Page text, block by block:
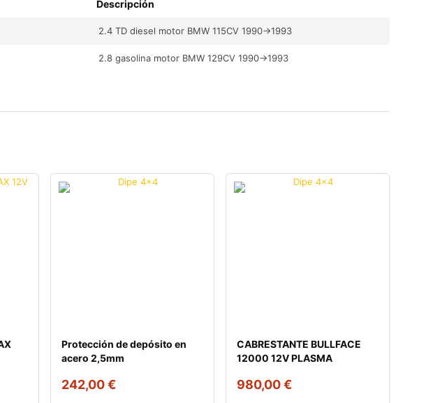
2.4 TD diesel motor BMW 115CV 1990->1993
2.8 gasolina motor BMW 129CV 1990->1993
Protección de depósito en
acero 2,5mm
242,00€
CABRESTANTE BULLFACE
12000 12V PLASMA
980,00€